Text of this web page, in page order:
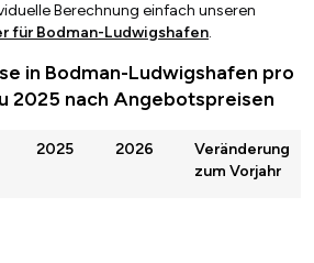
Berechnung einfach unseren
für Bodman-Ludwigshafen.
in Bodman-Ludwigshafen pro
2025 nach Angebotspreisen
2025 2026
Veränderung
zum Vorjahr